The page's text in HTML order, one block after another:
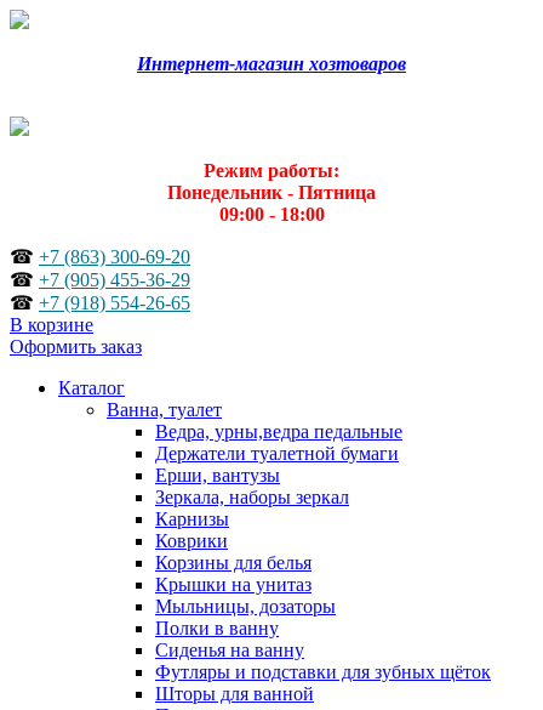
Интернет-магазин хозтоваров
Режим работы:
Понедельник - Пятница
09:00 - 18:00
☎ +7 (863) 300-69-20
☎ +7 (905) 455-36-29
☎ +7 (918) 554-26-65
В корзине
Оформить заказ
Каталог
Ванна, туалет
Ведра, урны,ведра педальные
Держатели туалетной бумаги
Ерши, вантузы
Зеркала, наборы зеркал
Карнизы
Коврики
Корзины для белья
Крышки на унитаз
Мыльницы, дозаторы
Полки в ванну
Сиденья на ванну
Футляры и подставки для зубных щёток
Шторы для ванной